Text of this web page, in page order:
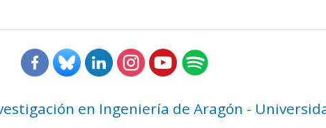
en Ingeniería de Aragón -